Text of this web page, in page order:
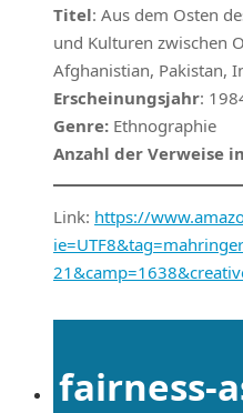
Titel: Aus dem Osten
und Kulturen zwischen
Afghanistian, Pakistan,
Erscheinungsjahr:
Genre: Ethnographie
Anzahl der Verweise
Link: https://
fairness-